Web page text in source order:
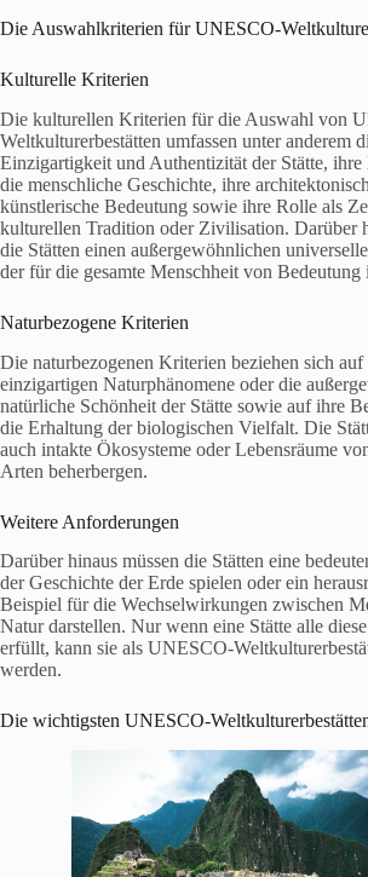
Die Auswahlkriterien für UNESCO-
Kulturelle Kriterien
Die kulturellen Kriterien für die Auswahl von
Weltkulturerbestätten umfassen unter anderem
Einzigartigkeit und Authentizität der Stätte,
die menschliche Geschichte, ihre
künstlerische Bedeutung sowie ihre Rolle als
kulturellen Tradition oder Zivilisation. Darüber
die Stätten einen außergewöhnlichen
der für die gesamte Menschheit von Bedeutung
Naturbezogene Kriterien
Die naturbezogenen Kriterien beziehen sich auf
einzigartigen Naturphänomene oder die
natürliche Schönheit der Stätte sowie auf ihre
die Erhaltung der biologischen Vielfalt. Die
auch intakte Ökosysteme oder Lebensräume
Arten beherbergen.
Weitere Anforderungen
Darüber hinaus müssen die Stätten eine
der Geschichte der Erde spielen oder ein
Beispiel für die Wechselwirkungen zwischen
Natur darstellen. Nur wenn eine Stätte alle
erfüllt, kann sie als UNESCO-
werden.
Die wichtigsten UNESCO-